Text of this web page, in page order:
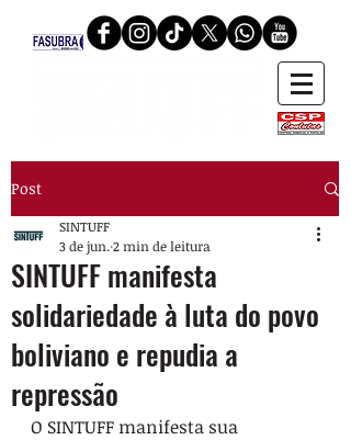
Post
SINTUFF manifesta
solidariedade à luta do povo
boliviano e repudia a
repressão
SINTUFF
3 de jun. 2 min de leitura
O SINTUFF manifesta sua